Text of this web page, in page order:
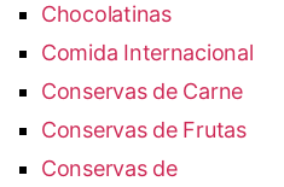
Chocolatinas
Comida Internacional
Conservas de Carne
Conservas de Frutas
Conservas de